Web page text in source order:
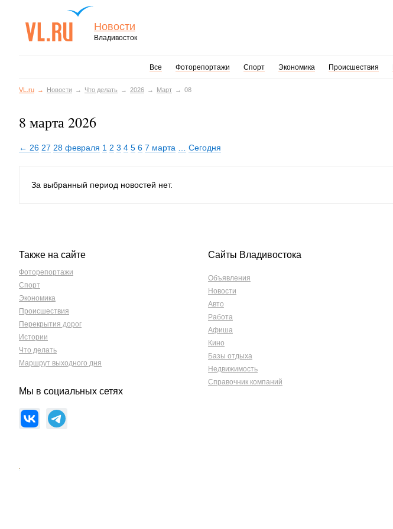
Новости
Владивосток
Все Фоторепортажи Спорт Экономика Происшествия
VL.ru Новости Что делать 2026 Март 08
8 марта 2026
← 26 27 28 февраля 1 2 3 4 5 6 7 марта Сегодня
За выбранный период новостей нет.
Также на сайте
Фоторепортажи
Спорт
Экономика
Происшествия
Перекрытия дорог
Истории
Что делать
Маршрут выходного дня
Мы в социальных сетях
Сайты Владивостока
Объявления
Новости
Авто
Работа
Афиша
Кино
Базы отдыха
Недвижимость
Справочник компаний